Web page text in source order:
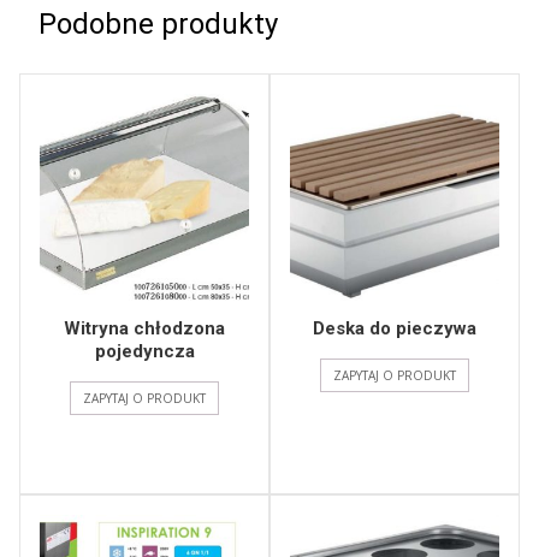
Podobne produkty
Witryna chłodzona
pojedyncza
ZAPYTAJ O PRODUKT
Deska do pieczywa
ZAPYTAJ O PRODUKT